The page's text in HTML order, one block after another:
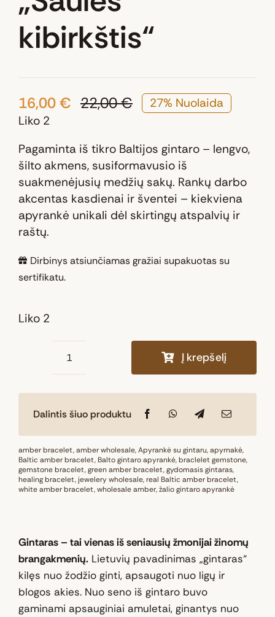
kibirkštis“
22,00€Original
was:
22,00 €.
16,00€
Current
is:
16,00 €.
27% Nuolaida
Liko 2
Pagaminta iš tikro Baltijos gintaro – lengvo,
šilto akmens, susiformavusio iš
suakmenėjusių medžių sakų. Rankų darbo
akcentas kasdienai ir šventei – kiekviena
apyrankė unikali dėl skirtingų atspalvių ir
raštų.
Dirbinys atsiunčiamas gražiai supakuotas su
sertifikatu.
Liko 2
produkto
Baltijos
apyrankė
„Saulės
kibirkštis“
Į krepšelį
Dalintis šiuo produktu
amber bracelet,amber wholesale,Apyrankė su gintaru,apyrnakė,
Baltic amber bracelet,Balto gintaro apyrankė,braclelet gemstone,
gemstone bracelet,green amber bracelet,gydomasis gintaras,
healing bracelet, jewelery wholesale,real Baltic amber bracelet,
white amber bracelet,wholesale amber,žalio gintaro apyrankė
Gintaras – tai vienas iš seniausių žmonijai žinomų
brangakmenių.Lietuvių pavadinimas „gintaras“
kilęs nuo žodžio ginti, apsaugoti nuo ligų ir
blogos akies. Nuo seno iš gintaro buvo
gaminami apsauginiai amuletai, ginantys nuo